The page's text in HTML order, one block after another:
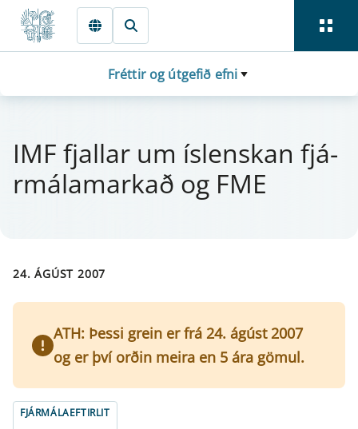
Fara beint í Meginmál
Fréttir og útgefið efni
IMF fjall­ar um ís­lensk­an fjá­
r­má­la­markað og FME
24. ÁGÚST 2007
ATH: Þessi grein er frá 24. ágúst 2007
og er því orðin meira en 5 ára gömul.
FJÁRMÁLAEFTIRLIT